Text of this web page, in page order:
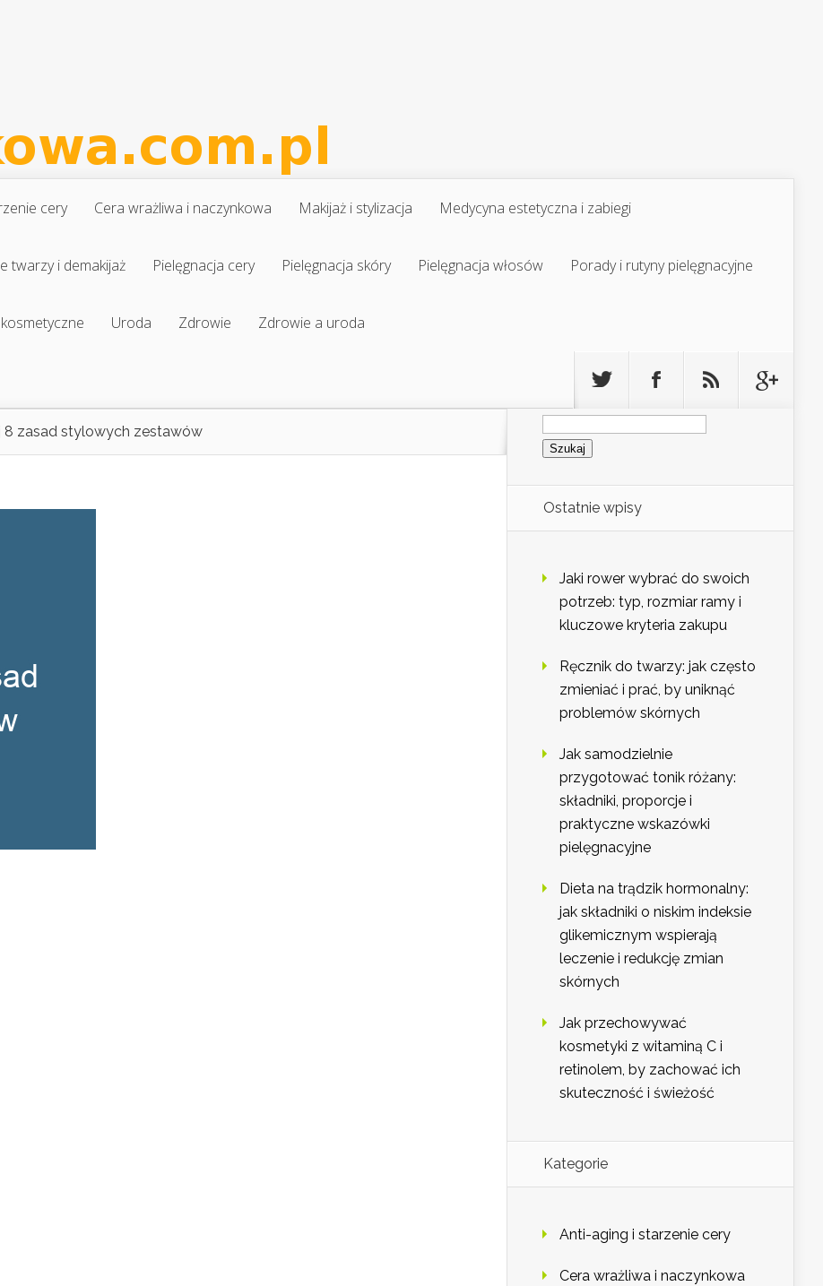
cery Cera wrażliwa i naczynkowa Makijaż i stylizacja Medycyna estetyczna i zabiegi
twarzy i demakijaż Pielęgnacja cery Pielęgnacja skóry Pielęgnacja włosów Porady i rutyny pielęgnacyjne
kosmetyczne Uroda Zdrowie Zdrowie a uroda
8 zasad stylowych zestawów
Szukaj:
Ostatnie wpisy
Jaki rower wybrać do swoich
potrzeb: typ, rozmiar ramy i
kluczowe kryteria zakupu
Ręcznik do twarzy: jak często
zmieniać i prać, by uniknąć
problemów skórnych
Jak samodzielnie
przygotować tonik różany:
składniki, proporcje i
praktyczne wskazówki
pielęgnacyjne
Dieta na trądzik hormonalny:
jak składniki o niskim indeksie
glikemicznym wspierają
leczenie i redukcję zmian
skórnych
Jak przechowywać
kosmetyki z witaminą C i
retinolem, by zachować ich
skuteczność i świeżość
Kategorie
Anti-aging i starzenie cery
Cera wrażliwa i naczynkowa